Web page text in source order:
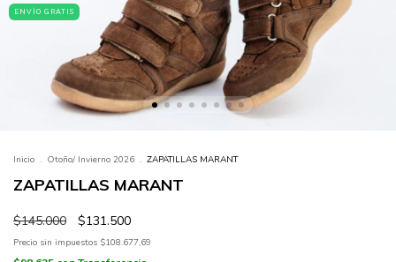
ENVÍO GRATIS
Inicio . Otoño/ Invierno 2026 . ZAPATILLAS MARANT
ZAPATILLAS MARANT
$145.000 $131.500
Precio sin impuestos $108.677,69